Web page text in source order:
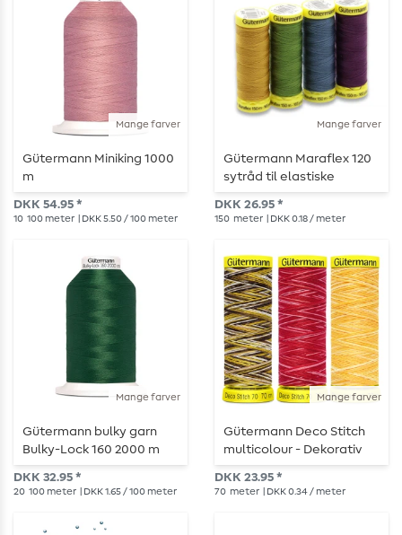
Mange farver
Gütermann Miniking 1000
m
DKK 54.95 *
10 100 meter | DKK 5.50 / 100 meter
Mange farver
Gütermann Maraflex 120
sytråd til elastiske
sømme - 150 m
DKK 26.95 *
150 meter | DKK 0.18 / meter
Mange farver
Gütermann bulky garn
Bulky-Lock 160 2000 m
DKK 32.95 *
20 100 meter | DKK 1.65 / 100 meter
Mange farver
Gütermann Deco Stitch
multicolour - Dekorativ
stingtråd - 70 m
DKK 23.95 *
70 meter | DKK 0.34 / meter